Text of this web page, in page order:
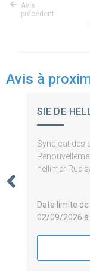
Avis
précédent
Avis à
SIE DE
Syndicat des
hellimer Rue
Date limite
02/09/2026 à